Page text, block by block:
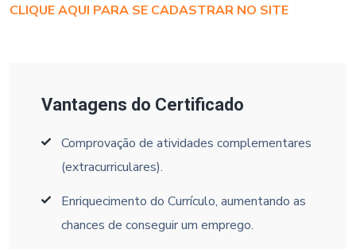
CLIQUE AQUI PARA SE CADASTRAR NO SITE
Vantagens do Certificado
Comprovação de atividades complementares
(extracurriculares).
Enriquecimento do Currículo, aumentando as
chances de conseguir um emprego.